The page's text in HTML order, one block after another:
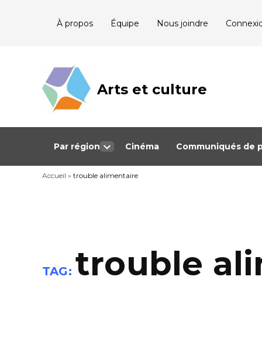
À propos Équipe Nous joindre
Arts et culture
Journalisme
Québec
Par région
dropdown
menu
Cinéma Communiqués de
Accueil » trouble alimentaire
TAG: trouble